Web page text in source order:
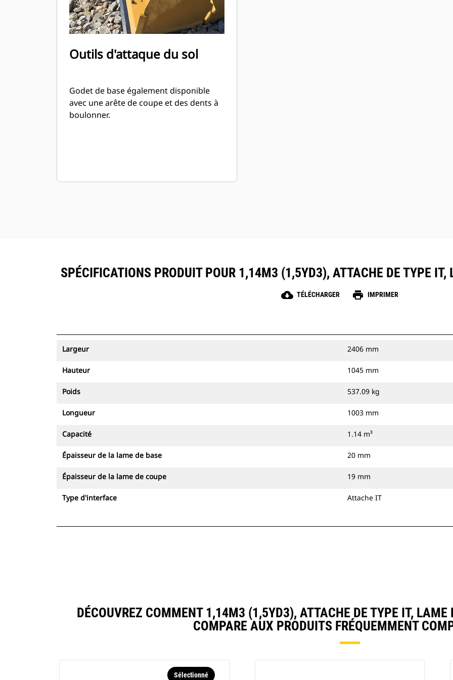
Outils d'attaque du sol
Godet de base également disponible
avec une arête de coupe et des dents à
boulonner.
SPÉCIFICATIONS PRODUIT POUR 1,14M3 (1,5YD3), ATTACHE DE TYPE IT,
cloud_download TÉLÉCHARGER print IMPRIMER
Largeur 2406 mm
Hauteur 1045 mm
Poids 537.09 kg
Longueur 1003 mm
Capacité 1.14 m³
Épaisseur de la lame de base 20 mm
Épaisseur de la lame de coupe 19 mm
Type d'interface Attache IT
DÉCOUVREZ COMMENT 1,14M3 (1,5YD3), ATTACHE DE TYPE IT, LAME
COMPARE AUX PRODUITS FRÉQUEMMENT
Sélectionné